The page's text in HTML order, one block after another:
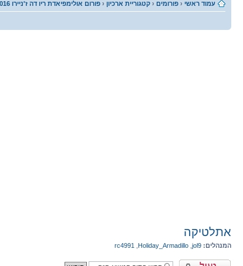
עמוד ראשי ‹ פורומים ‹ קטגוריית ארכיון ‹ פורום אולימפיאדת ריו דה ז'ניירו 2016
אתלטיקה
המנהלים: jol9
Holiday_Armadillo
rc4991
נושא נעול